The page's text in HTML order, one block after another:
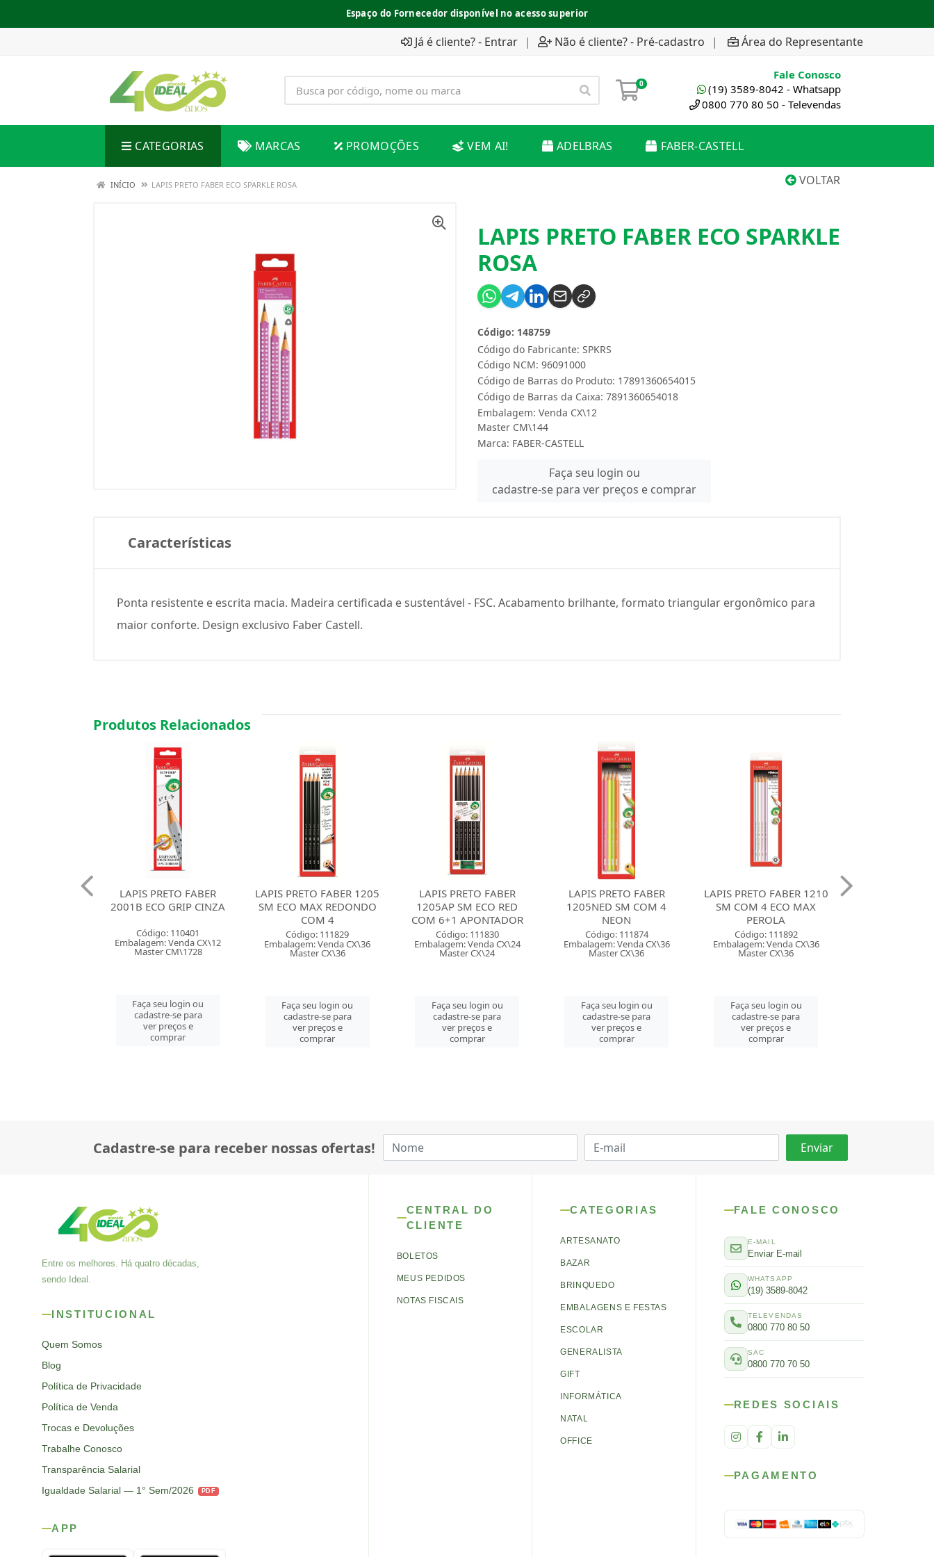
Espaço do Fornecedor disponível no acesso superior
Já é cliente? - Entrar | Não é cliente? - Pré-cadastro | Área do Representante
0
Fale Conosco
(19) 3589-8042 - Whatsapp
0800 770 80 50 - Televendas
CATEGORIAS MARCAS PROMOÇÕES VEM AI! ADELBRAS FABER-CASTELL
VOLTAR
INÍCIO LAPIS PRETO FABER ECO SPARKLE ROSA
LAPIS PRETO FABER ECO SPARKLE
ROSA
Código do Fabricante: SPKRS
Código: 148759
Código NCM: 96091000
Código de Barras do Produto: 17891360654015
Código de Barras da Caixa: 7891360654018
Embalagem: Venda CX\12
Master CM\144
Marca: FABER-CASTELL
Faça seu login ou
cadastre-se para ver preços e comprar
Características
Ponta resistente e escrita macia. Madeira certificada e sustentável - FSC. Acabamento brilhante, formato triangular ergonômico para
maior conforte. Design exclusivo Faber Castell.
Produtos Relacionados
LAPIS PRETO FABER
2001B ECO GRIP CINZA
Código: 110401
Embalagem: Venda CX\12
Master CM\1728
Faça seu login ou
cadastre-se para
ver preços e
comprar
LAPIS PRETO FABER 1205
SM ECO MAX REDONDO
COM 4
Código: 111829
Embalagem: Venda CX\36
Master CX\36
Faça seu login ou
cadastre-se para
ver preços e
comprar
LAPIS PRETO FABER
1205AP SM ECO RED
COM 6+1 APONTADOR
Código: 111830
Embalagem: Venda CX\24
Master CX\24
Faça seu login ou
cadastre-se para
ver preços e
comprar
LAPIS PRETO FABER
1205NED SM COM 4
NEON
Código: 111874
Embalagem: Venda CX\36
Master CX\36
Faça seu login ou
cadastre-se para
ver preços e
comprar
LAPIS PRETO FABER 1210
SM COM 4 ECO MAX
PEROLA
Código: 111892
Embalagem: Venda CX\36
Master CX\36
Faça seu login ou
cadastre-se para
ver preços e
comprar
Cadastre-se para receber nossas ofertas!
Entre os melhores. Há quatro décadas,
sendo Ideal.
INSTITUCIONAL
Quem Somos
Blog
Política de Privacidade
Política de Venda
Trocas e Devoluções
Trabalhe Conosco
Transparência Salarial
Igualdade Salarial — 1° Sem/2026
PDF
APP
CENTRAL DO
CLIENTE
BOLETOS
MEUS PEDIDOS
NOTAS FISCAIS
CATEGORIAS
ARTESANATO
BAZAR
BRINQUEDO
EMBALAGENS E FESTAS
ESCOLAR
GENERALISTA
GIFT
INFORMÁTICA
NATAL
OFFICE
FALE CONOSCO
E-MAIL
Enviar E-mail
WHATSAPP
(19) 3589-8042
TELEVENDAS
0800 770 80 50
SAC
0800 770 70 50
REDES SOCIAIS
PAGAMENTO